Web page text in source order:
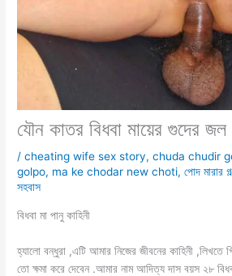
যৌন কাতর বিধবা মায়ের গুদের জল
/cheating wife sex story,chuda chudir
golpo, ma ke chodar new choti,পোদ মারার
সহবাস
বিধবা মা পানু কাহিনী
হ্যালো বন্ধুরা ,এটি আমার নিজের জীবনের কাহিনী
তো ক্ষমা করে দেবেন .আমার নাম আদিত্য দাস বয়স ২৮